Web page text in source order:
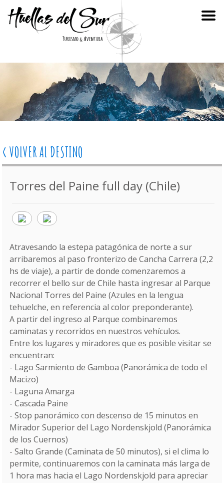
< VOLVER AL DESTINO
Torres del Paine full day (Chile)
Atravesando la estepa patagónica de norte a sur
arribaremos al paso fronterizo de Cancha Carrera (2,2
hs de viaje), a partir de donde comenzaremos a
recorrer el bello sur de Chile hasta ingresar al Parque
Nacional Torres del Paine (Azules en la lengua
tehuelche, en referencia al color preponderante).
A partir del ingreso al Parque combinaremos
caminatas y recorridos en nuestros vehículos.
Entre los lugares y miradores que es posible visitar se
encuentran:
- Lago Sarmiento de Gamboa (Panorámica de todo el
Macizo)
- Laguna Amarga
- Cascada Paine
- Stop panorámico con descenso de 15 minutos en
Mirador Superior del Lago Nordenskjold (Panorámica
de los Cuernos)
- Salto Grande (Caminata de 50 minutos), si el clima lo
permite, continuaremos con la caminata más larga de
1 hora mas hacia el Lago Nordenskjold para apreciar